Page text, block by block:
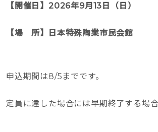
【開催日】2026年9月13日（日）
【場 所】日本特殊陶業市民会館
申込期間は8/5までです。
定員に達した場合には早期終了する場合